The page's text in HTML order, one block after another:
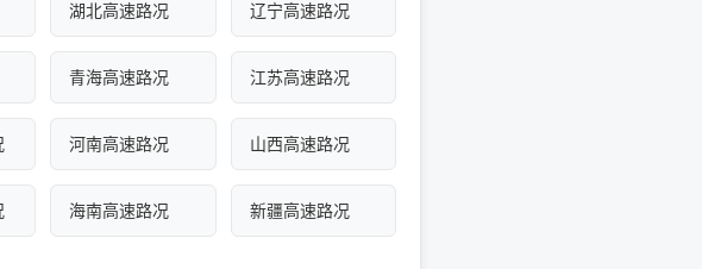
湖北高速路况 辽宁高速路况
青海高速路况 江苏高速路况
河南高速路况 山西高速路况
海南高速路况 新疆高速路况